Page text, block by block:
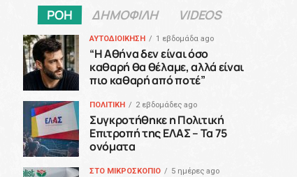
ΡΟΗ ΔΗΜΟΦΙΛΗ VIDEOS
ΑΥΤΟΔΙΟΙΚΗΣΗ 1 εβδομάδα ago
“H Αθήνα δεν είναι όσο
καθαρή θα θέλαμε, αλλά είναι
πιο καθαρή από ποτέ”
ΠΟΛΙΤΙΚΗ 2 εβδομάδες ago
Συγκροτήθηκε η Πολιτική
Επιτροπή της ΕΛΑΣ – Τα 75
ονόματα
ΣΤΟ ΜΙΚΡΟΣΚΟΠΙΟ 5 ημέρες ago